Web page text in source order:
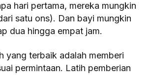
hari pertama, mereka mungkin
satu ons). Dan bayi mungkin
dua hingga empat jam.
yang terbaik adalah memberi
permintaan. Latih pemberian